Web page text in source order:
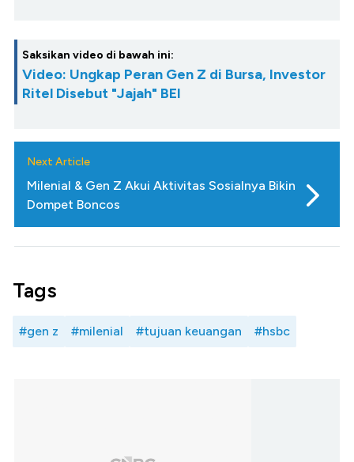
Saksikan video di bawah ini:
Video: Ungkap Peran Gen Z di Bursa, Investor
Ritel Disebut "Jajah" BEI
Next Article
Milenial & Gen Z Akui Aktivitas Sosialnya Bikin
Dompet Boncos
Tags
#gen z #milenial #tujuan keuangan #hsbc